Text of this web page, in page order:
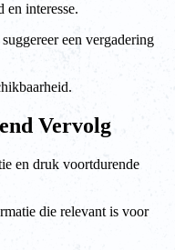
interesse.
een vergadering
Vervolg
en druk voortdurende
die relevant is voor